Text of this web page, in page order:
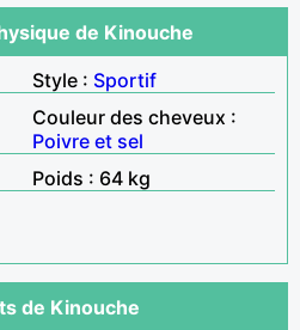
de Kinouche
Style : Sportif
Couleur des cheveux :
Poivre et sel
Poids : 64 kg
de Kinouche